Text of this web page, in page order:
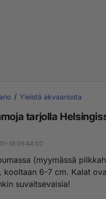
Yleistä akvaariosta
tarjolla
19 09:44:00
(myymässä
kooltaan 6-7 cm. Kalat
suvaitsevaisia!